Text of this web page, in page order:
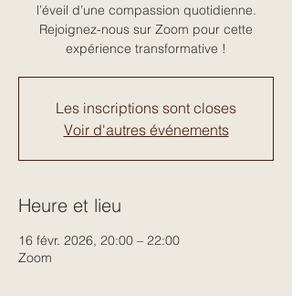
l’éveil d’une compassion quotidienne.
Rejoignez-nous sur Zoom pour cette
expérience transformative !
Les inscriptions sont closes
Voir d'autres événements
Heure et lieu
16 févr. 2026, 20:00 – 22:00
Zoom